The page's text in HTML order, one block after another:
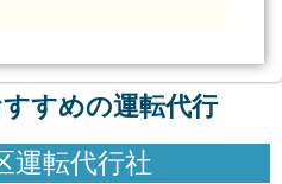
すめの運転代行
運転代行社